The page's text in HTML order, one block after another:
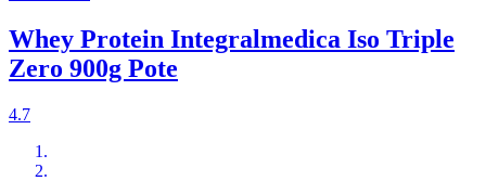
Whey Protein Integralmedica Iso Triple
Zero 900g Pote
4.7